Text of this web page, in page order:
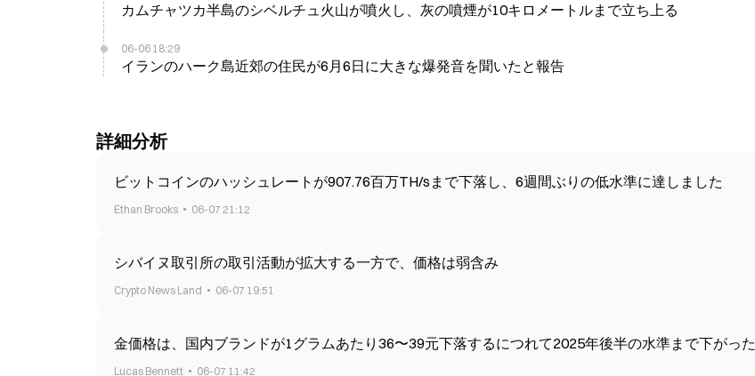
カムチャツカ半島のシベルチュ火山が噴火し、灰の噴煙が10キロメートルまで立ち上る
06-06 18:29
イランのハーク島近郊の住民が6月6日に大きな爆発音を聞いたと報告
詳細分析
ビットコインのハッシュレートが907.76百万TH/sまで下落し、6週間ぶりの低水準に達しました
Ethan Brooks 06-07 21:12
シバイヌ取引所の取引活動が拡大する一方で、価格は弱含み
Crypto News Land 06-07 19:51
金価格は、国内ブランドが1グラムあたり36〜39元下落するにつれて2025年後半の水準まで下がった
Lucas Bennett 06-07 11:42